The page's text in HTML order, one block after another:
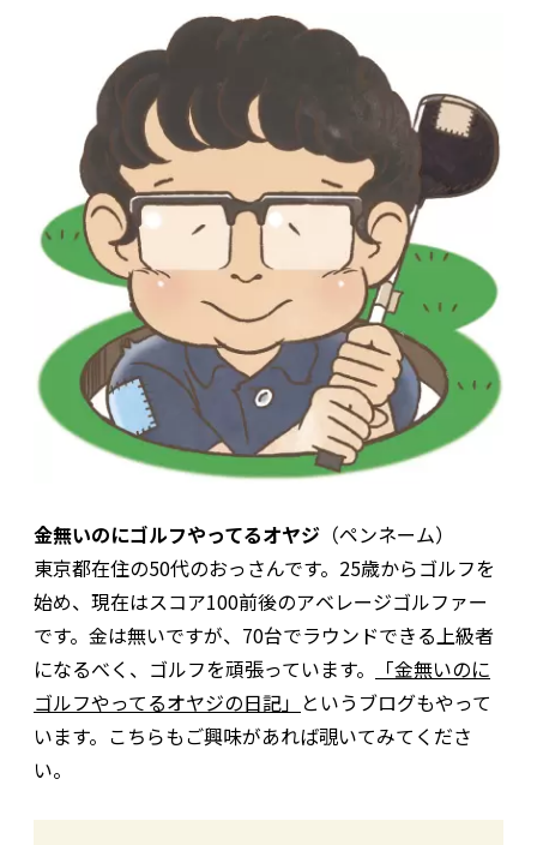
金無いのにゴルフやってるオヤジ （ペンネーム）
東京都在住の50代のおっさんです。25歳からゴルフを
始め、現在はスコア100前後のアベレージゴルファー
です。金は無いですが、70台でラウンドできる上級者
になるべく、ゴルフを頑張っています。
「金無いのに
ゴルフやってるオヤジの日記」 というブログもやって
います。こちらもご興味があれば覗いてみてくださ
い。